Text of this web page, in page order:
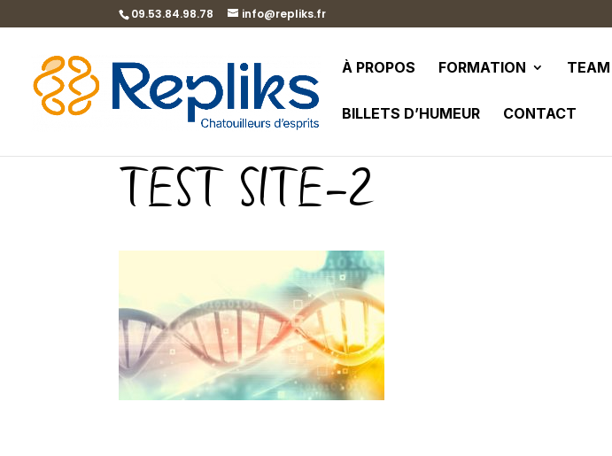
09.53.84.98.78 info@repliks.fr
À PROPOS FORMATION TEAM
BILLETS D’HUMEUR CONTACT
TEST SITE-2